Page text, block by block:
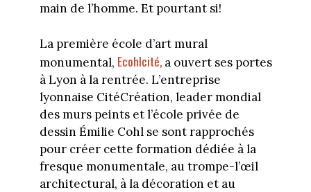
main de l’homme. Et pourtant si!
La première école d’art mural
monumental, Ecohlcité,a ouvert ses portes
à Lyon à la rentrée. L’entreprise
lyonnaise CitéCréation, leader mondial
des murs peints et l’école privée de
dessin Émilie Cohl se sont rapprochés
pour créer cette formation dédiée à la
fresque monumentale, au trompe-l’œil
architectural, à la décoration et au